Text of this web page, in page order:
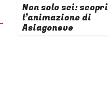
Non solo sci: scopri
l’animazione di
Asiagoneve